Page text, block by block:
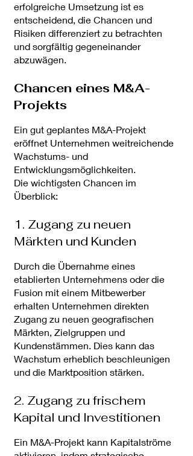
erfolgreiche Umsetzung ist es
entscheidend, die Chancen und
Risiken differenziert zu betrachten
und sorgfältig gegeneinander
abzuwägen.
Chancen eines M&A-
Projekts
Ein gut geplantes M&A-Projekt
eröffnet Unternehmen weitreichende
Wachstums- und
Entwicklungsmöglichkeiten.
Die wichtigsten Chancen im
Überblick:
1. Zugang zu neuen
Märkten und Kunden
Durch die Übernahme eines
etablierten Unternehmens oder die
Fusion mit einem Mitbewerber
erhalten Unternehmen direkten
Zugang zu neuen geografischen
Märkten, Zielgruppen und
Kundenstämmen. Dies kann das
Wachstum erheblich beschleunigen
und die Marktposition stärken.
2. Zugang zu frischem
Kapital und Investitionen
Ein M&A-Projekt kann Kapitalströme